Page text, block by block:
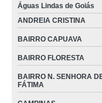
órtese para joelho infantil
venda de órtese
órtese de joelho preços JD.
Águas Lindas de Goiás
ANDREIA CRISTINA
BAIRRO CAPUAVA
BAIRRO FLORESTA
BAIRRO N. SENHORA
FÁTIMA